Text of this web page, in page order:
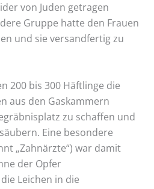
von Juden getragen
Gruppe hatte den Frauen
und sie versandfertig zu
200 bis 300 Häftlinge die
aus den Gaskammern
zu schaffen und
Eine besondere
„Zahnärzte“) war damit
der Opfer
Leichen in die